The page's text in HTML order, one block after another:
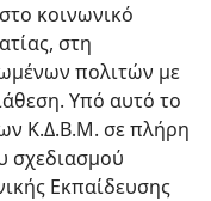
κοινωνικό
στη
πολιτών με
Υπό αυτό το
Κ.Δ.Β.Μ. σε πλήρη
σχεδιασμού
Εκπαίδευσης